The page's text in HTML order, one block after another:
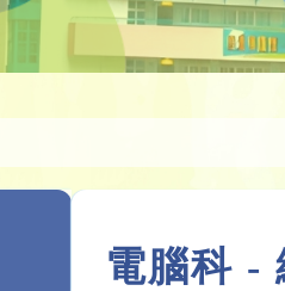
電腦科 -